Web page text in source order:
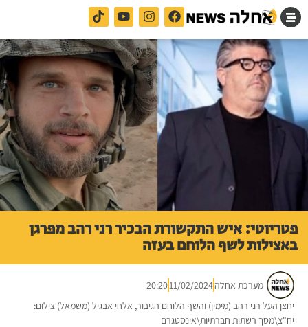
פטריוטי: איש התקשורת הבכיר רני רהב מפרגן
באצילות לשף הלוחם בעזה
מערכת אחלה11/02/2024
20:20
יחצן העל רני רהב (מימין) והשף הלוחם הגיבור, אלחי אבגיל (משמאל) צילום:
יח"צ\מסך רשתות חברתיות\אינסטגרם